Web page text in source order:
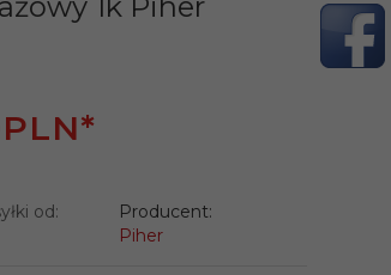
PLN*
od:
Producent:
Piher